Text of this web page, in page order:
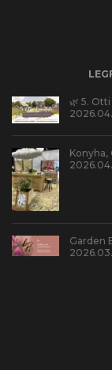
🌿 5.
Konyha,
Garden